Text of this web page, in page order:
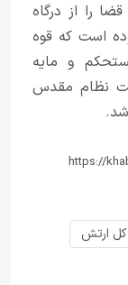
را از درگاه
است که قوه
و مایه
نظام مقدس
کل ارتش